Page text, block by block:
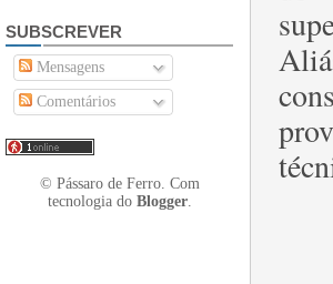
SUBSCREVER
Mensagens
Comentários
© Pássaro de Ferro. Com
tecnologia do Blogger.